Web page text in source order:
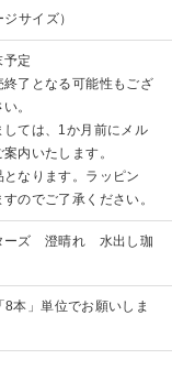
サイズ）
定
了となる可能性もござ
。
ては、1か月前にメル
内いたします。
なります。ラッピン
のでご了承ください。
ーズ 澄晴れ 水出し珈
」単位でお願いしま